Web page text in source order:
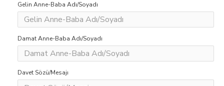
Gelin Anne-Baba Adı/Soyadı
Damat Anne-Baba Adı/Soyadı
Davet Sözü/Mesajı